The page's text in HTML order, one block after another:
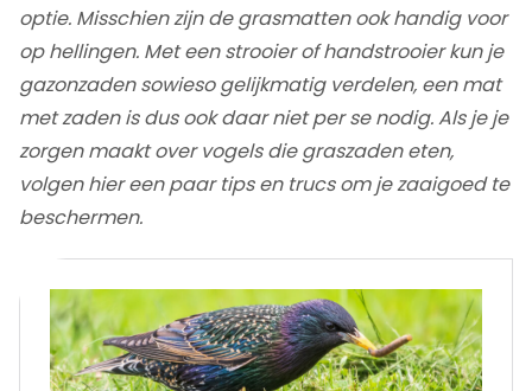
optie. Misschien zijn de grasmatten ook handig voor
op hellingen. Met een strooier of handstrooier kun je
gazonzaden sowieso gelijkmatig verdelen, een mat
met zaden is dus ook daar niet per se nodig. Als je je
zorgen maakt over vogels die graszaden eten,
volgen hier een paar tips en trucs om je zaaigoed te
beschermen.